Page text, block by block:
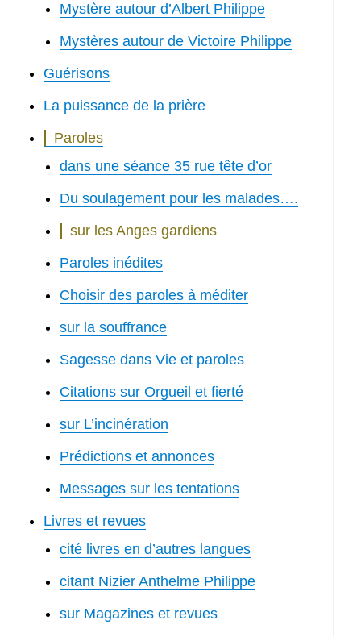
Mystère autour d’Albert Philippe
Mystères autour de Victoire Philippe
Guérisons
La puissance de la prière
Paroles
dans une séance 35 rue tête d’or
Du soulagement pour les malades….
sur les Anges gardiens
Paroles inédites
Choisir des paroles à méditer
sur la souffrance
Sagesse dans Vie et paroles
Citations sur Orgueil et fierté
sur L’incinération
Prédictions et annonces
Messages sur les tentations
Livres et revues
cité livres en d’autres langues
citant Nizier Anthelme Philippe
sur Magazines et revues